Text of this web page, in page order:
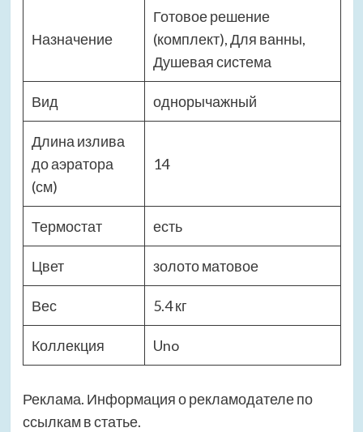
Назначение
Готовое решение
(комплект), Для ванны,
Душевая система
Вид однорычажный
Длина излива
до аэратора
(см)
14
Термостат есть
Цвет золото матовое
Вес 5.4 кг
Коллекция Uno
Реклама. Информация о рекламодателе по
ссылкам в статье.